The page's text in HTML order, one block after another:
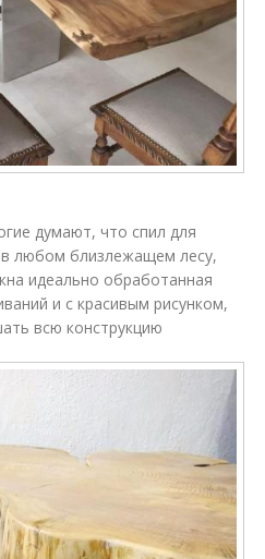
думают, что спил для
любом близлежащем лесу,
идеально обработанная
и с красивым рисунком,
всю конструкцию